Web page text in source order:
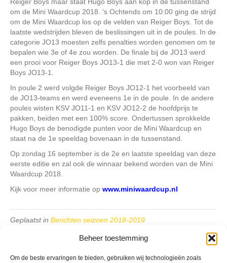
Beheer toestemming
Om de beste ervaringen te bieden, gebruiken wij technologieën zoals
om de Mini Waardcup 2018. ‘s Ochtends om 10:00 ging de strijd
om de Mini Waardcup los op de velden van Reiger Boys. Tot de
laatste wedstrijden bleven de beslissingen uit in de poules. In de
categorie JO13 moesten zelfs penalties worden genomen om te
bepalen wie 3e of 4e zou worden. De finale bij de JO13 werd
een prooi voor Reiger Boys JO13-1 die met 2-0 won van Reiger
Boys JO13-1.
In poule 2 werd volgde Reiger Boys JO12-1 het voorbeeld van
de JO13-teams en werd eveneens 1e in de poule. In de andere
poules wisten KSV JO11-1 en KSV JO12-2 de hoofdprijs te
pakken, beiden met een 100% score. Ondertussen sprokkelde
Hugo Boys de benodigde punten voor de Mini Waardcup en
staat na de 1e speeldag bovenaan in de tussenstand.
Op zondag 16 september is de 2e en laatste speeldag van deze
eerste editie en zal ook de winnaar bekend worden van de Mini
Waardcup 2018.
Kijk voor meer informatie op www.miniwaardcup.nl
Geplaatst in Berichten seizoen 2018-2019